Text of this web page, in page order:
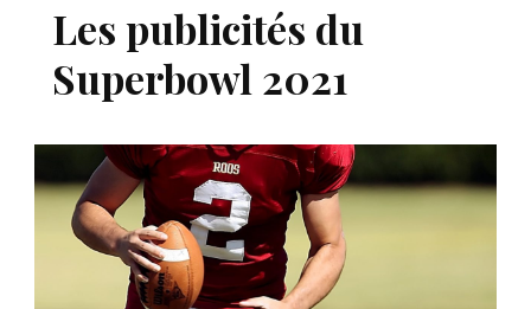
Les publicités du
Superbowl 2021